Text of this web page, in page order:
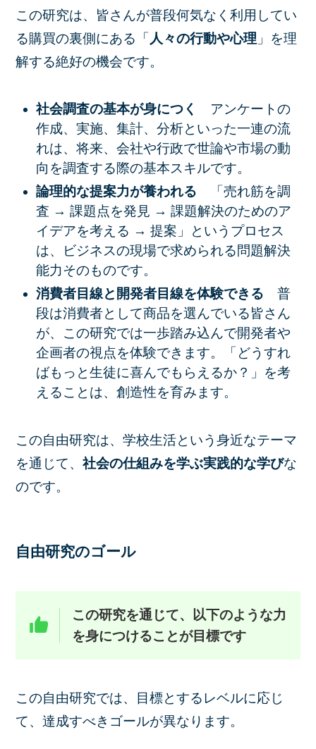
この研究は、皆さんが普段何気なく利用してい
る購買の裏側にある「 人々の行動や心理 」を理
解する絶好の機会です。
社会調査の基本が身につく
アンケートの
作成、実施、集計、分析といった一連の流
れは、将来、会社や行政で世論や市場の動
向を調査する際の基本スキルです。
論理的な提案力が養われる
「売れ筋を調
査 → 課題点を発見 → 課題解決のためのア
イデアを考える → 提案」というプロセス
は、ビジネスの現場で求められる問題解決
能力そのものです。
消費者目線と開発者目線を体験できる 普
段は消費者として商品を選んでいる皆さん
が、この研究では一歩踏み込んで開発者や
企画者の視点を体験できます。「どうすれ
ばもっと生徒に喜んでもらえるか？」を考
えることは、 創造性を育みます。
この自由研究は、学校生活という身近なテーマ
を通じて、社会の仕組みを学ぶ実践的な学びな
のです。
自由研究のゴール
この研究を通じて、以下のような力
を身につけることが目標です
この自由研究では、目標とするレベルに応じ
て、達成すべきゴールが異なります。